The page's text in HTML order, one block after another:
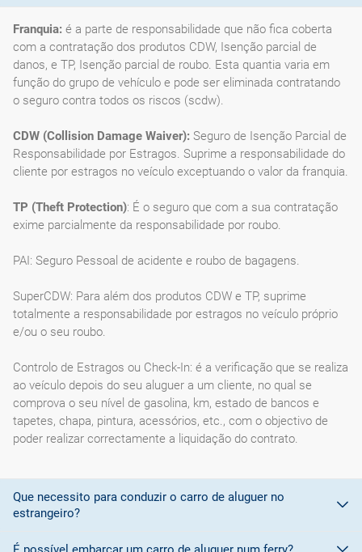
Franquia: é a parte de responsabilidade que não fica coberta
com a contratação dos produtos CDW, Isenção parcial de
danos, e TP, Isenção parcial de roubo. Esta quantia varia em
função do grupo de vehículo e pode ser eliminada contratando
o seguro contra todos os riscos (scdw).
CDW (Collision Damage Waiver): Seguro de Isenção Parcial de
Responsabilidade por Estragos. Suprime a responsabilidade do
cliente por estragos no veículo exceptuando o valor da franquia.
TP (Theft Protection): É o seguro que com a sua contratação
exime parcialmente da responsabilidade por roubo.
PAI: Seguro Pessoal de acidente e roubo de bagagens.
SuperCDW: Para além dos produtos CDW e TP, suprime
totalmente a responsabilidade por estragos no veículo próprio
e/ou o seu roubo.
Controlo de Estragos ou Check-In: é a verificação que se realiza
ao veículo depois do seu aluguer a um cliente, no qual se
comprova o seu nível de gasolina, km, estado de bancos e
tapetes, chapa, pintura, acessórios, etc., com o objectivo de
poder realizar correctamente a liquidação do contrato.
Que necessito para conduzir o carro de aluguer no
estrangeiro?